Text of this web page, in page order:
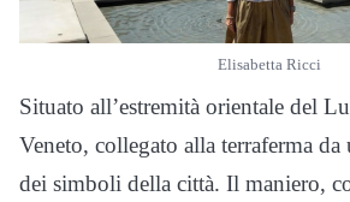
Elisabetta Ricci
Situato all’estremità orientale del
Veneto, collegato alla terraferma
dei simboli della città. Il maniero,